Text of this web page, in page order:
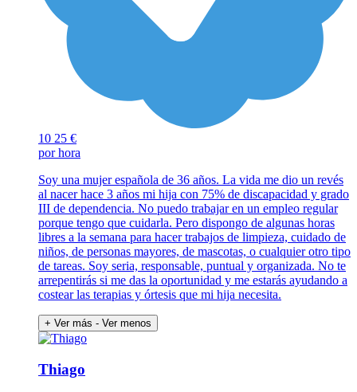
10 25 €
por hora
Soy una mujer española de 36 años. La vida me dio un revés
al nacer hace 3 años mi hija con 75% de discapacidad y grado
III de dependencia. No puedo trabajar en un empleo regular
porque tengo que cuidarla. Pero dispongo de algunas horas
libres a la semana para hacer trabajos de limpieza, cuidado de
niños, de personas mayores, de mascotas, o cualquier otro tipo
de tareas. Soy seria, responsable, puntual y organizada. No te
arrepentirás si me das la oportunidad y me estarás ayudando a
costear las terapias y órtesis que mi hija necesita.
+ Ver más - Ver menos
Thiago